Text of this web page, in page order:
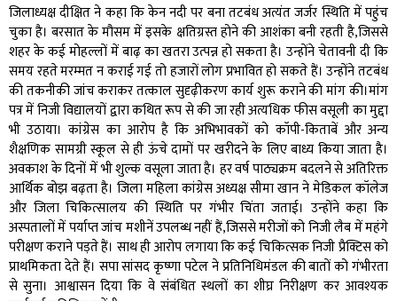
जिलाध्यक्ष दीक्षित ने कहा कि केन नदी पर बना तटबंध अत्यंत जर्जर स्थिति में पहुंच
चुका है। बरसात के मौसम में इसके क्षतिग्रस्त होने की आशंका बनी रहती है,जिससे
शहर के कई मोहल्लों में बाढ़ का खतरा उत्पन्न हो सकता है। उन्होंने चेतावनी दी कि
समय रहते मरम्मत न कराई गई तो हजारों लोग प्रभावित हो सकते हैं। उन्होंने तटबंध
की तकनीकी जांच कराकर तत्काल सुदृढ़ीकरण कार्य शुरू कराने की मांग की।मांग
पत्र में निजी विद्यालयों द्वारा कथित रूप से की जा रही अत्यधिक फीस वसूली का मुद्दा
भी उठाया। कांग्रेस का आरोप है कि अभिभावकों को कॉपी-किताबें और अन्य
शैक्षणिक सामग्री स्कूल से ही ऊंचे दामों पर खरीदने के लिए बाध्य किया जाता है।
अवकाश के दिनों में भी शुल्क वसूला जाता है। हर वर्ष पाठ्यक्रम बदलने से अतिरिक्त
आर्थिक बोझ बढ़ता है। जिला महिला कांग्रेस अध्यक्ष सीमा खान ने मेडिकल कॉलेज
और जिला चिकित्सालय की स्थिति पर गंभीर चिंता जताई। उन्होंने कहा कि
अस्पतालों में पर्याप्त जांच मशीनें उपलब्ध नहीं हैं,जिससे मरीजों को निजी लैब में महंगे
परीक्षण कराने पड़ते हैं। साथ ही आरोप लगाया कि कई चिकित्सक निजी प्रैक्टिस को
प्राथमिकता देते हैं। सपा सांसद कृष्णा पटेल ने प्रतिनिधिमंडल की बातों को गंभीरता
से सुना। आश्वासन दिया कि वे संबंधित स्थलों का शीघ्र निरीक्षण कर आवश्यक